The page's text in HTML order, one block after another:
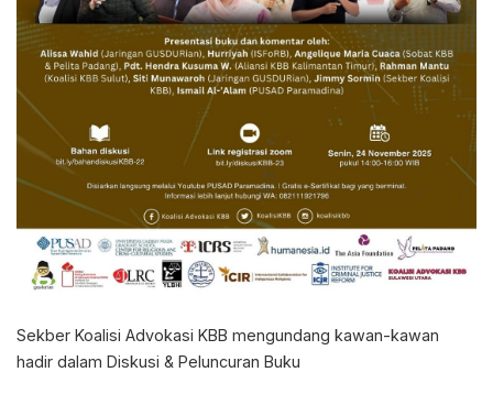
Sekber Koalisi Advokasi KBB mengundang kawan-kawan
hadir dalam Diskusi & Peluncuran Buku